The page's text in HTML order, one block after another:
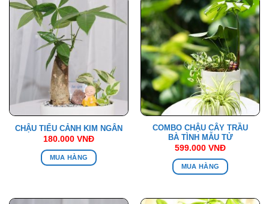
CHẬU TIỂU CẢNH KIM NGÂN
180.000 VNĐ
MUA HÀNG
COMBO CHẬU CÂY TRẦU
BÀ TÌNH MẪU TỬ
599.000 VNĐ
MUA HÀNG